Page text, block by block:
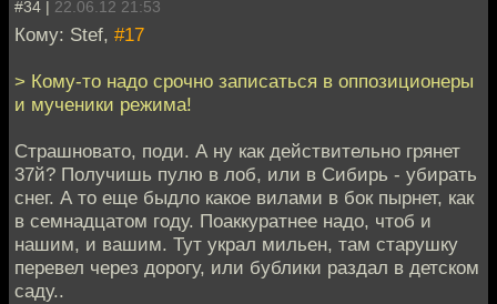
#34 | 22.06.12 21:53
Кому: Stef, #17
> Кому-то надо срочно записаться в оппозиционеры
и мученики режима!
Страшновато, поди. А ну как действительно грянет
37й? Получишь пулю в лоб, или в Сибирь - убирать
снег. А то еще быдло какое вилами в бок пырнет, как
в семнадцатом году. Поаккуратнее надо, чтоб и
нашим, и вашим. Тут украл мильен, там старушку
перевел через дорогу, или бублики раздал в детском
саду..